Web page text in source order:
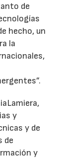
de
hecho, un
la
y
y de
de
y